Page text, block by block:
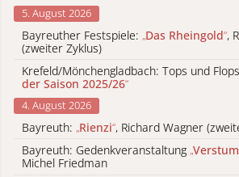
5. August 2026
Bayreuther Festspiele: „Das Rheingold“,
(zweiter Zyklus)
Krefeld/Mönchengladbach: Tops und
der Saison 2025/26“
4. August 2026
Bayreuth: „Rienzi“, Richard Wagner
Bayreuth: Gedenkveranstaltung „
Michel Friedman